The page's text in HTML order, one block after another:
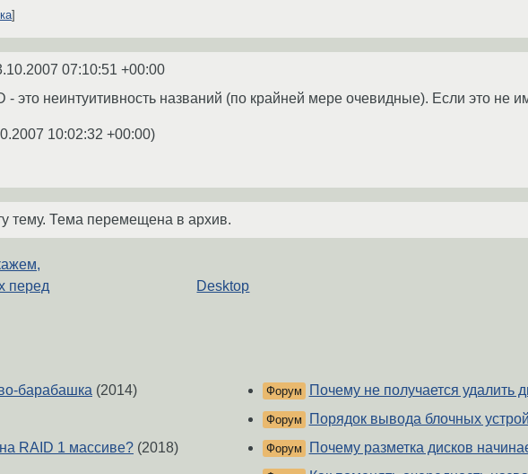
07:10:51 +00:00
- это неинтуитивность названий (по крайней мере очевидные). Если это не
10:02:32 +00:00)
тему. Тема перемещена в архив.
перед
Desktop
барабашка (2014)
RAID 1 массиве? (2018)
Форум Почему не получается удалить
Форум Порядок вывода блочных
Форум Почему разметка дисков